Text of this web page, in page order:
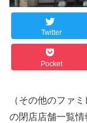
Twitter
Pocket
（その他のファ
の閉店店舗一覧